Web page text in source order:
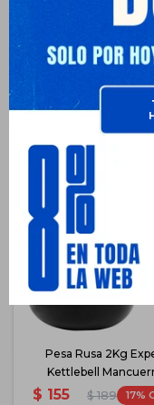
Productos
Pesa Rusa 2Kg
Kettlebell
Recubierta
$ 155 $ 189 17